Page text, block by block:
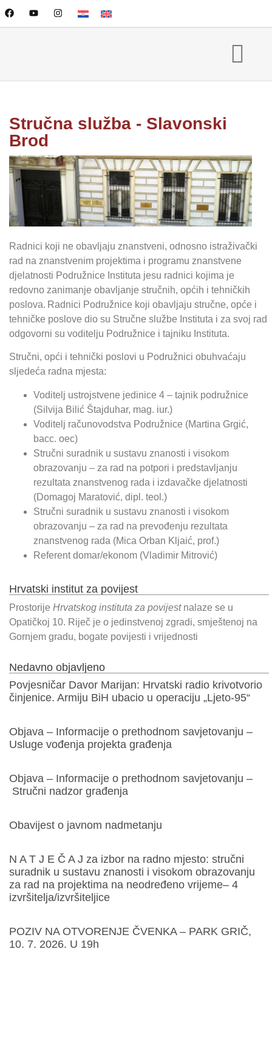
Stručna služba - Slavonski
Brod
Radnici koji ne obavljaju znanstveni, odnosno istraživački
rad na znanstvenim projektima i programu znanstvene
djelatnosti Podružnice Instituta jesu radnici kojima je
redovno zanimanje obavljanje stručnih, općih i tehničkih
poslova. Radnici Podružnice koji obavljaju stručne, opće i
tehničke poslove dio su Stručne službe Instituta i za svoj rad
odgovorni su voditelju Podružnice i tajniku Instituta.
Stručni, opći i tehnički poslovi u Podružnici obuhvaćaju
sljedeća radna mjesta:
Voditelj ustrojstvene jedinice 4 – tajnik podružnice
(Silvija Bilić Štajduhar, mag. iur.)
Voditelj računovodstva Podružnice (Martina Grgić,
bacc. oec)
Stručni suradnik u sustavu znanosti i visokom
obrazovanju – za rad na potpori i predstavljanju
rezultata znanstvenog rada i izdavačke djelatnosti
(Domagoj Maratović, dipl. teol.)
Stručni suradnik u sustavu znanosti i visokom
obrazovanju – za rad na prevođenju rezultata
znanstvenog rada (Mica Orban Kljaić, prof.)
Referent domar/ekonom (Vladimir Mitrović)
Hrvatski institut za povijest
Prostorije Hrvatskog instituta za povijestnalaze se u
Opatičkoj 10. Riječ je o jedinstvenoj zgradi, smještenoj na
Gornjem gradu, bogate povijesti i vrijednosti
Nedavno objavljeno
Povjesničar Davor Marijan: Hrvatski radio krivotvorio
činjenice. Armiju BiH ubacio u operaciju „Ljeto-95“
Objava – Informacije o prethodnom savjetovanju –
Usluge vođenja projekta građenja
Objava – Informacije o prethodnom savjetovanju –
Stručni nadzor građenja
Obavijest o javnom nadmetanju
N A T J E Č A J za izbor na radno mjesto: stručni
suradnik u sustavu znanosti i visokom obrazovanju
za rad na projektima na neodređeno vrijeme– 4
izvršitelja/izvršiteljice
POZIV NA OTVORENJE ČVENKA – PARK GRIČ,
10. 7. 2026. U 19h